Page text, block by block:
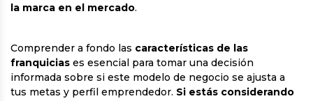
la marca en el mercado.
Comprender a fondo las características de las
franquicias es esencial para tomar una decisión
informada sobre si este modelo de negocio se ajusta a
tus metas y perfil emprendedor. Si estás considerando